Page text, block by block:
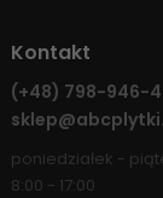
Kontakt
(+48) 798-946-
poniedziałek -
8:00 - 17:00